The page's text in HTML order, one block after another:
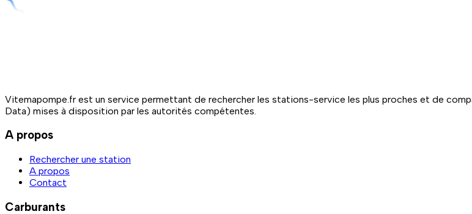
Vitemapompe.fr est un service permettant de rechercher les stations-service les plus proches et de
Data) mises à disposition par les autorités compétentes.
A propos
Rechercher une station
A propos
Contact
Carburants